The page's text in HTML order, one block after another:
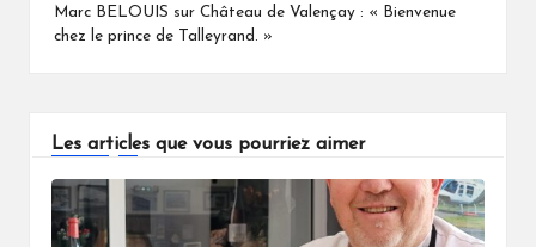
Marc BELOUIS sur Château de Valençay : « Bienvenue
chez le prince de Talleyrand. »
Les articles que vous pourriez aimer